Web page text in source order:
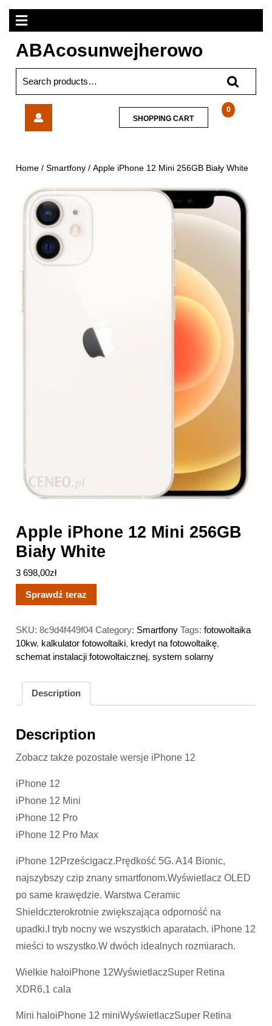
Skip
content
Open
Menu
ABAcosunwejherowo
for:
256GB
White
0
SHOPPING CARTSHOPPING
CART
Home /Smartfony / Apple iPhone 12 Mini 256GB Biały White
Apple iPhone 12 Mini 256GB
Biały White
3 698,00zł
Sprawdź teraz
SKU:8c9d4f449f04 Category: Smartfony Tags:fotowoltaika
10kw, kalkulator fotowoltaiki, kredyt na fotowoltaikę,
schemat instalacji fotowoltaicznej,system solarny
Description
Description
Zobacz także pozostałe wersje iPhone 12
iPhone 12
iPhone 12 Mini
iPhone 12 Pro
iPhone 12 Pro Max
iPhone 12Prześcigacz.Prędkość 5G. A14 Bionic,
najszybszy czip znany smartfonom.Wyświetlacz OLED
po same krawędzie. Warstwa Ceramic
Shieldczterokrotnie zwiększająca odporność na
upadki.I tryb nocny we wszystkich aparatach. iPhone 12
mieści to wszystko.W dwóch idealnych rozmiarach.
Wielkie haloiPhone 12WyświetlaczSuper Retina
XDR6,1 cala
Mini haloiPhone 12 miniWyświetlaczSuper Retina